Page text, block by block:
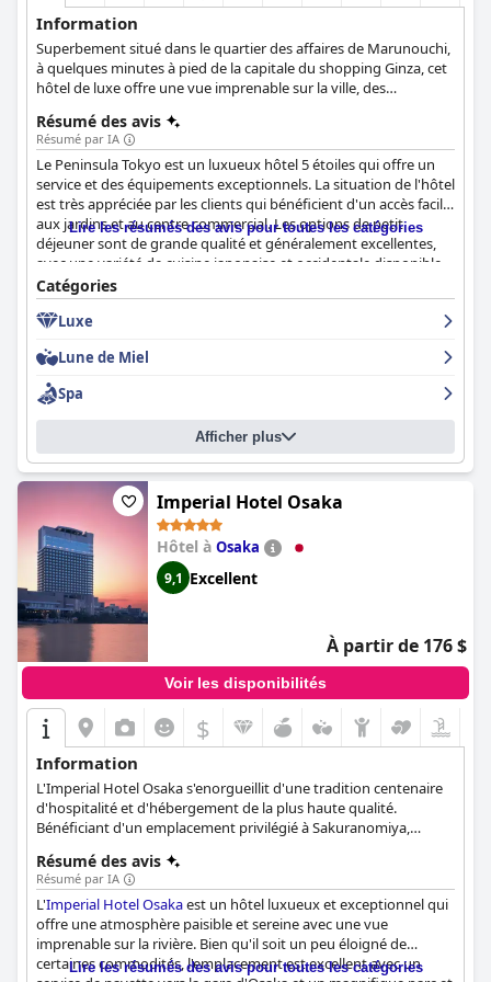
Information
Superbement situé dans le quartier des affaires de Marunouchi,
à quelques minutes à pied de la capitale du shopping Ginza, cet
hôtel de luxe offre une vue imprenable sur la ville, des
extraordinaires et un confort luxueux.
Résumé des avis
Résumé par IA
Le Peninsula Tokyo est un luxueux hôtel 5 étoiles qui offre un
service et des équipements exceptionnels. La situation de l'hôtel
est très appréciée par les clients qui bénéficient d'un accès facile
aux jardins et au centre commercial. Les options de petit
déjeuner sont de grande qualité et généralement excellentes,
avec une variété de cuisine japonaise et occidentale disponible.
Les chambres sont spacieuses, propres et joliment conçues avec
des systèmes de contrôle personnalisés et d'excellents
équipements. La propreté de l'hôtel est très appréciée par les
de prévention COVID-19 en place. Le personnel est
incroyablement gentil, amical et serviable, se surpassant pour
assurer un séjour confortable et agréable. Les installations du
spa et de la piscine sont fantastiques et les clients
recommandent vivement d'en profiter. L'hôtel est également
adapté aux familles, avec des installations pour les bébés et un
excellent service. Les lits sont confortables et douillets, offrant
aux clients une excellente nuit de sommeil. Dans l'ensemble,
Peninsula Tokyoest un hôtel parfait qui vaut son pesant d'or et
qui vous permettra de passer un séjour inoubliable, que ce soit
pour les affaires ou les loisirs.
Lire les résumés des avis pour toutes les catégories
Catégories
Luxe
Lune de Miel
Spa
Afficher plus
Imperial Hotel Osaka
Hôtel à Osaka
9,1 Excellent
À partir de 176 $
Voir les disponibilités
$
Information
L'Imperial Hotel Osaka s'enorgueillit d'une tradition centenaire
d'hospitalité et d'hébergement de la plus haute qualité.
Bénéficiant d'un emplacement privilégié à Sakuranomiya,
printemps, l'hôtel allie la beauté de la nature japonaise au
confort de la vie urbaine.
Résumé des avis
Résumé par IA
L'Imperial Hotel Osakaest un hôtel luxueux et exceptionnel qui
offre une atmosphère paisible et sereine avec une vue
imprenable sur la rivière. Bien qu'il soit un peu éloigné de
certaines commodités, l'emplacement est excellent avec un
Lire les résumés des avis pour toutes les catégories